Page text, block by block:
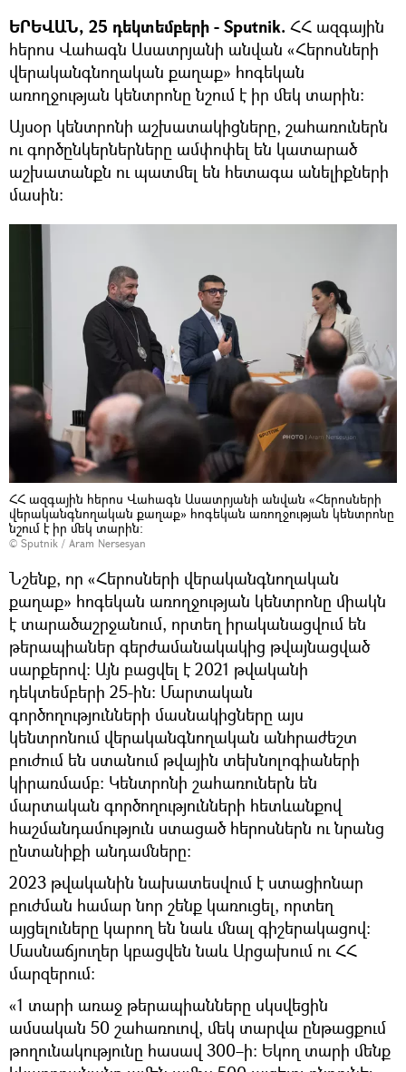
ԵՐԵՎԱՆ, 25 դեկտեմբերի - Sputnik. ՀՀ ազգային
հերոս Վահագն Ասատրյանի անվան «Հերոսների
վերականգնողական քաղաք» հոգեկան
առողջության կենտրոնը նշում է իր մեկ տարին։
Այսօր կենտրոնի աշխատակիցները, շահառուներն
ու գործընկերներները ամփոփել են կատարած
աշխատանքն ու պատմել են հետագա անելիքների
մասին։
ՀՀ ազգային հերոս Վահագն Ասատրյանի անվան «Հերոսների
վերականգնողական քաղաք» հոգեկան առողջության կենտրոնը
նշում է իր մեկ տարին։
© Sputnik / Aram Nersesyan
Նշենք, որ «Հերոսների վերականգնողական
քաղաք» հոգեկան առողջության կենտրոնը միակն
է տարածաշրջանում, որտեղ իրականացվում են
թերապիաներ գերժամանակակից թվայնացված
սարքերով։ Այն բացվել է 2021 թվականի
դեկտեմբերի 25-ին։ Մարտական
գործողությունների մասնակիցները այս
կենտրոնում վերականգնողական անհրաժեշտ
բուժում են ստանում թվային տեխնոլոգիաների
կիրառմամբ։ Կենտրոնի շահառուներն են
մարտական գործողությունների հետևանքով
հաշմանդամություն ստացած հերոսներն ու նրանց
ընտանիքի անդամները։
2023 թվականին նախատեսվում է ստացիոնար
բուժման համար նոր շենք կառուցել, որտեղ
այցելուները կարող են նաև մնալ գիշերակացով։
Մասնաճյուղեր կբացվեն նաև Արցախում ու ՀՀ
մարզերում։
«1 տարի առաջ թերապիանները սկսվեցին
ամսական 50 շահառուով, մեկ տարվա ընթացքում
թողունակությունը հասավ 300–ի։ Եկող տարի մենք